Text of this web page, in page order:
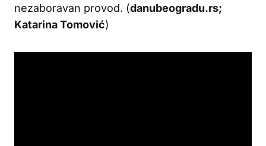
nezaboravan provod. (danubeogradu.rs;
Katarina Tomović)